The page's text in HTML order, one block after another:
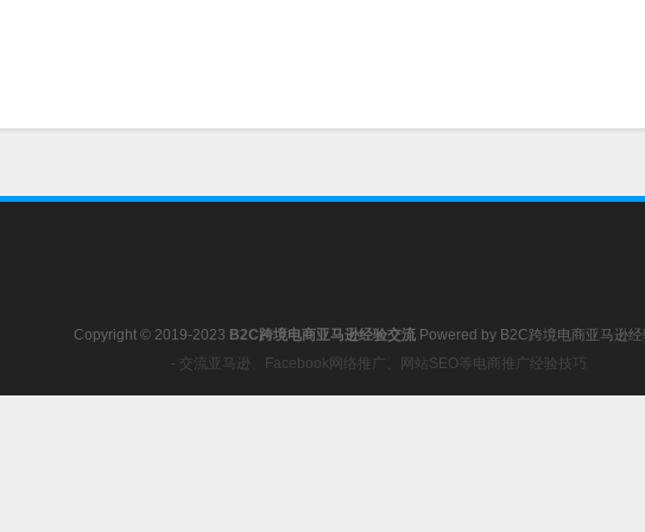
Copyright © 2019-2023 B2C跨境电商亚马逊经验交流 Powered by B2C跨境电商亚马逊
- 交流亚马逊、Facebook网络推广、网站SEO等电商推广经验技巧